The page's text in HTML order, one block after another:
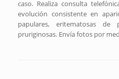
caso. Realiza consulta
evolución consistente en
papulares, eritematosas de
pruriginosas. Envía fotos por